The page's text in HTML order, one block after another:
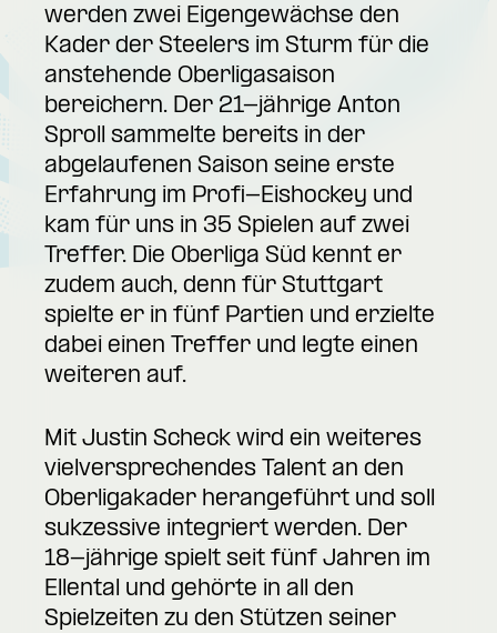
werden zwei Eigengewächse den
Kader der Steelers im Sturm für die
anstehende Oberligasaison
bereichern. Der 21-jährige Anton
Sproll sammelte bereits in der
abgelaufenen Saison seine erste
Erfahrung im Profi-Eishockey und
kam für uns in 35 Spielen auf zwei
Treffer. Die Oberliga Süd kennt er
zudem auch, denn für Stuttgart
spielte er in fünf Partien und erzielte
dabei einen Treffer und legte einen
weiteren auf.
Mit Justin Scheck wird ein weiteres
vielversprechendes Talent an den
Oberligakader herangeführt und soll
sukzessive integriert werden. Der
18-jährige spielt seit fünf Jahren im
Ellental und gehörte in all den
Spielzeiten zu den Stützen seiner